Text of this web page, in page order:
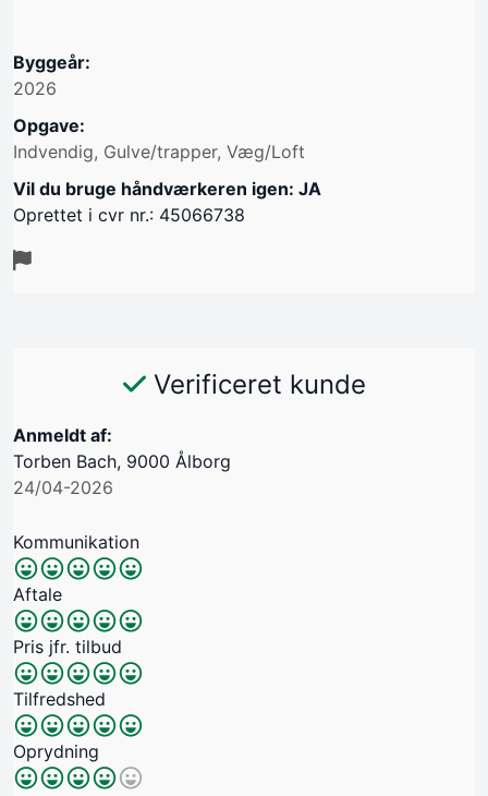
Byggeår:
2026
Opgave:
Indvendig, Gulve/trapper, Væg/Loft
Vil du bruge håndværkeren igen: JA
Oprettet i cvr nr.: 45066738
Verificeret kunde
Anmeldt af:
Torben Bach, 9000 Ålborg
24/04-2026
Kommunikation
Aftale
Pris jfr. tilbud
Tilfredshed
Oprydning